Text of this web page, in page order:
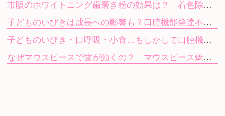
市販のホワイトニング歯磨き粉の効果は？ 着色除去と歯科ホワイトニングの違い
子どものいびきは成長への影響も？口腔機能発達不全症を放置するリスク
子どものいびき・口呼吸・小食…もしかして口腔機能発達不全症？
なぜマウスピースで歯が動くの？ マウスピース矯正（インビザライン）の仕組み